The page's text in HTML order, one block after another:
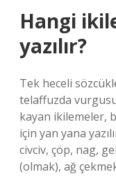
Hangi
yazılır?
Tek heceli
telaffuzda
kayan ikilemeler,
için yan yana
civciv, çöp, nag,
(olmak), ağ